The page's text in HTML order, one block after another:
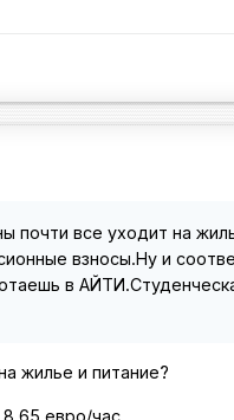
почти все уходит на
взносы.Ну и
в
жилье и питание?
евро/час